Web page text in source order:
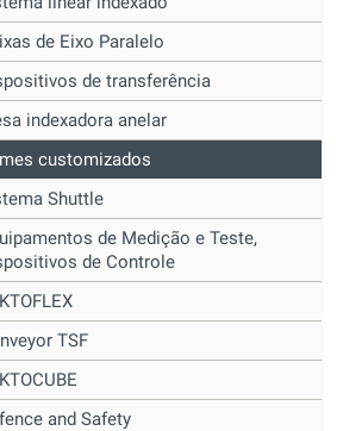
de Eixo Paralelo
de transferência
indexadora anelar
customizados
Shuttle
de Medição e Teste,
de Controle
TSF
and Safety